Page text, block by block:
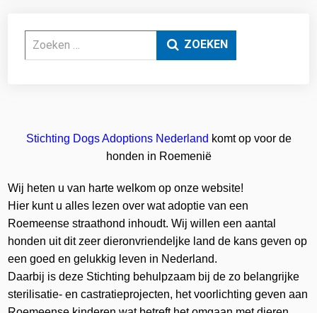
Zoeken ZOEKEN
Stichting Dogs Adoptions Nederland komt op voor de
honden in Roemenië
Wij heten u van harte welkom op onze website!
Hier kunt u alles lezen over wat adoptie van een
Roemeense straathond inhoudt. Wij willen een aantal
honden uit dit zeer dieronvriendeljke land de kans geven op
een goed en gelukkig leven in Nederland.
Daarbij is deze Stichting behulpzaam bij de zo belangrijke
sterilisatie- en castratieprojecten, het voorlichting geven aan